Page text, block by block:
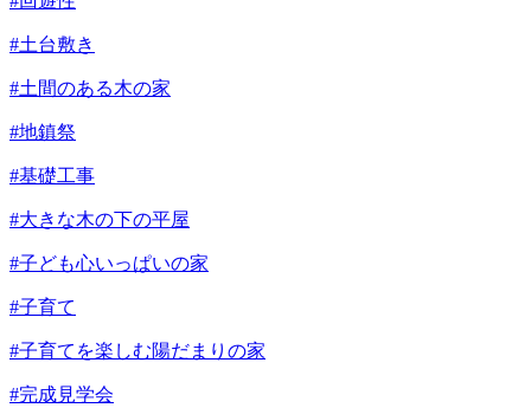
#土台敷き
#土間のある木の家
#地鎮祭
#基礎工事
#大きな木の下の平屋
#子ども心いっぱいの家
#子育て
#子育てを楽しむ陽だまりの家
#完成見学会